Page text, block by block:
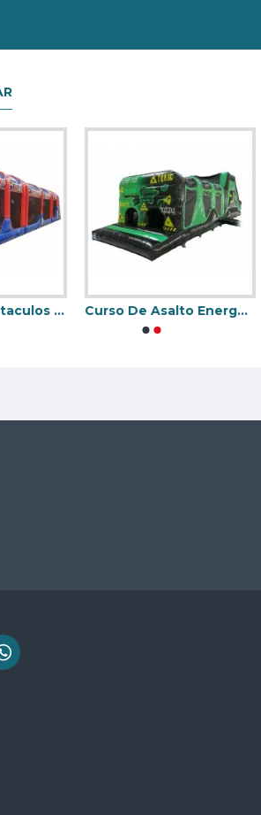
Castillo Hinchable.
Carrera De Obstaculos Inflables Para Adultos Curso De Asalto Energetico Toxico